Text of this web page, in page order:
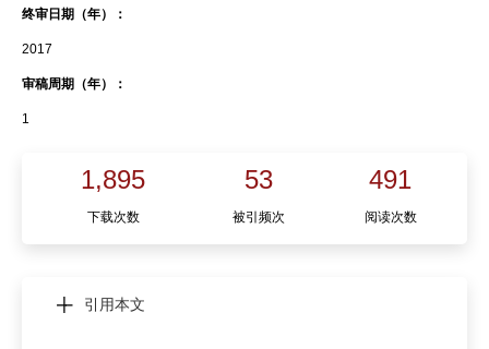
终审日期（年）：
2017
审稿周期（年）：
1
1,895 53 491
下载次数 被引频次 阅读次数
引用本文